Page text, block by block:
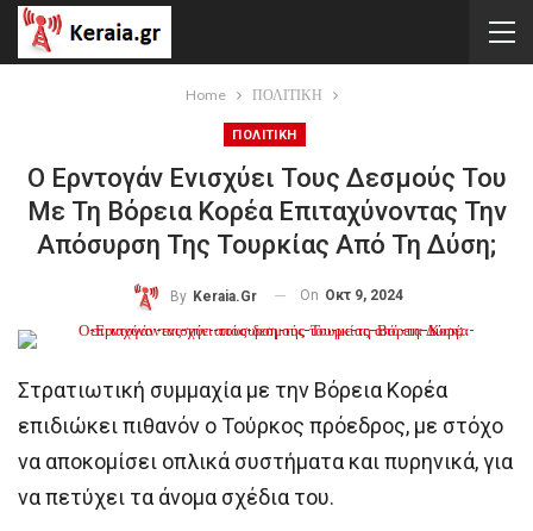
Home ΠΟΛΙΤΙΚΗ
ΠΟΛΙΤΙΚΗ
Ο Ερντογάν Ενισχύει Τους Δεσμούς Του
Με Τη Βόρεια Κορέα Επιταχύνοντας Την
Απόσυρση Της Τουρκίας Από Τη Δύση;
By Keraia.gr On Οκτ 9, 2024
Στρατιωτική συμμαχία με την Βόρεια Κορέα
επιδιώκει πιθανόν ο Τούρκος πρόεδρος, με στόχο
να αποκομίσει οπλικά συστήματα και πυρηνικά, για
να πετύχει τα άνομα σχέδια του.